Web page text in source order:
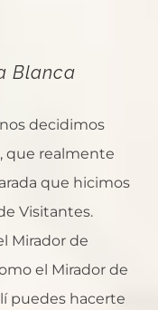
Blanca
decidimos
que realmente
que hicimos
Visitantes.
Mirador de
el Mirador de
puedes hacerte